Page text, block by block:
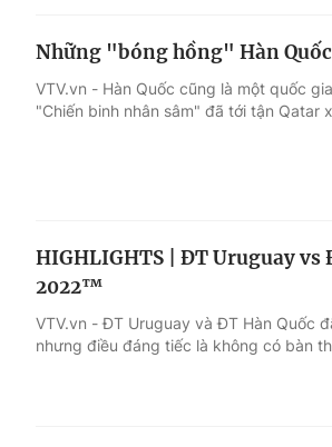
Những "bóng hồng" Hàn
VTV.vn - Hàn Quốc cũng là một quốc
"Chiến binh nhân sâm" đã tới tận Qatar
HIGHLIGHTS | ĐT Uruguay vs
2022™
VTV.vn - ĐT Uruguay và ĐT Hàn Quốc
nhưng điều đáng tiếc là không có bàn